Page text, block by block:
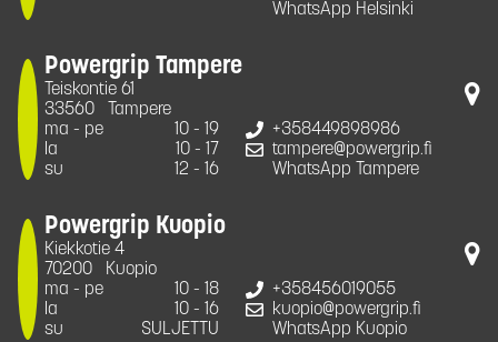
WhatsApp Helsinki
Powergrip Tampere
Teiskontie 61
33560
Tampere
ma - pe
10 - 19
la
10 - 17
su
12 - 16
+358449898986
tampere@powergrip.fi
WhatsApp Tampere
Powergrip Kuopio
Kiekkotie 4
70200
Kuopio
ma - pe
10 - 18
la
10 - 16
su
SULJETTU
+358456019055
kuopio@powergrip.fi
WhatsApp Kuopio